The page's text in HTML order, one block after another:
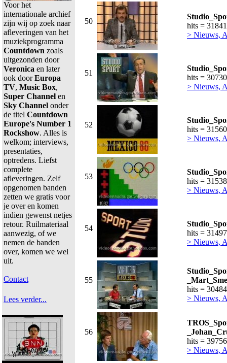
Voor het
internationale archief
zijn wij op zoek naar
afleveringen van het
muziekprogramma
Countdown zoals
uitgezonden door
Veronica en later
ook doorEuropa
TV, Music Box,
Super Channel en
Sky Channel onder
de titel Countdown
Europe's Number 1
Rockshow. Alles is
welkom; interviews,
presentaties,
optredens. Liefst
complete
afleveringen. Zelf
opgenomen banden
zetten we gratis voor
je over en komen
indien gewenst netjes
retour. Ruilmateriaal
aanwezig, of we
nemen de banden
over, komen we wel
uit.
Contact
Lees verder...
50
hits = 31841
> Nieuws,
51
hits = 30730
> Nieuws,
52
hits = 31560
> Nieuws,
53
hits = 31538
> Nieuws,
54
hits = 31497
> Nieuws,
55
hits = 30484
> Nieuws,
56
hits = 39756
> Nieuws,